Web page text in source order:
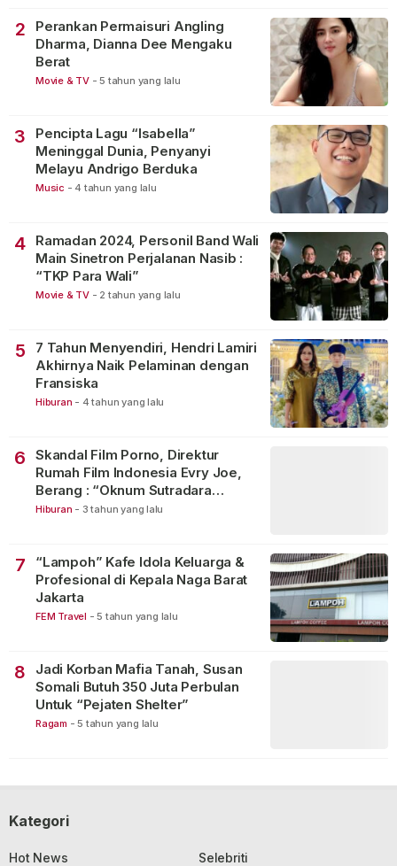
2
Perankan Permaisuri Angling
Dharma, Dianna Dee Mengaku
Berat
Movie & TV - 5 tahun yang lalu
3
Pencipta Lagu “Isabella”
Meninggal Dunia, Penyanyi
Melayu Andrigo Berduka
Music - 4 tahun yang lalu
4
Ramadan 2024, Personil Band Wali
Main Sinetron Perjalanan Nasib :
“TKP Para Wali”
Movie & TV - 2 tahun yang lalu
5
7 Tahun Menyendiri, Hendri Lamiri
Akhirnya Naik Pelaminan dengan
Fransiska
Hiburan - 4 tahun yang lalu
6
Skandal Film Porno, Direktur
Rumah Film Indonesia Evry Joe,
Berang : “Oknum Sutradara
Merusak Perfilman Indonesia”!
Hiburan - 3 tahun yang lalu
7
“Lampoh” Kafe Idola Keluarga &
Profesional di Kepala Naga Barat
Jakarta
FEM Travel - 5 tahun yang lalu
8
Jadi Korban Mafia Tanah, Susan
Somali Butuh 350 Juta Perbulan
Untuk “Pejaten Shelter”
Ragam - 5 tahun yang lalu
Kategori
Hot News
Selebriti